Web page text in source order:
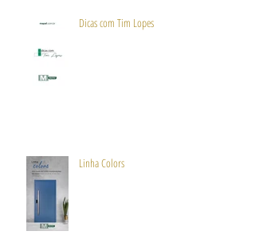
Dicas com Tim Lopes
Linha Colors